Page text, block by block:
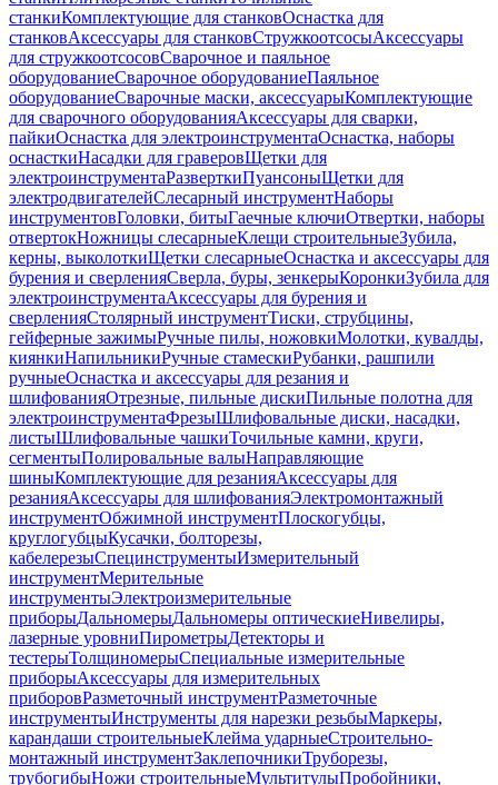
станкиКомплектующие для станковОснастка для
станковАксессуары для станковСтружкоотсосыАксессуары
для стружкоотсосовСварочное и паяльное
оборудованиеСварочное оборудованиеПаяльное
оборудованиеСварочные маски, аксессуарыКомплектующие
для сварочного оборудованияАксессуары для сварки,
пайкиОснастка для электроинструментаОснастка, наборы
оснасткиНасадки для граверовЩетки для
электроинструментаРазверткиПуансоныЩетки для
электродвигателейСлесарный инструментНаборы
инструментовГоловки, битыГаечные ключиОтвертки, наборы
отвертокНожницы слесарныеКлещи строительныеЗубила,
керны, выколоткиЩетки слесарныеОснастка и аксессуары для
бурения и сверленияСверла, буры, зенкерыКоронкиЗубила для
электроинструментаАксессуары для бурения и
сверленияСтолярный инструментТиски, струбцины,
гейферные зажимыРучные пилы, ножовкиМолотки, кувалды,
киянкиНапильникиРучные стамескиРубанки, рашпили
ручныеОснастка и аксессуары для резания и
шлифованияОтрезные, пильные дискиПильные полотна для
электроинструментаФрезыШлифовальные диски, насадки,
листыШлифовальные чашкиТочильные камни, круги,
сегментыПолировальные валыНаправляющие
шиныКомплектующие для резанияАксессуары для
резанияАксессуары для шлифованияЭлектромонтажный
инструментОбжимной инструментПлоскогубцы,
круглогубцыКусачки, болторезы,
кабелерезыСпецинструментыИзмерительный
инструментМерительные
инструментыЭлектроизмерительные
приборыДальномерыДальномеры оптическиеНивелиры,
лазерные уровниПирометрыДетекторы и
тестерыТолщиномерыСпециальные измерительные
приборыАксессуары для измерительных
приборовРазметочный инструментРазметочные
инструментыИнструменты для нарезки резьбыМаркеры,
карандаши строительныеКлейма ударныеСтроительно-
монтажный инструментЗаклепочникиТруборезы,
трубогибыНожи строительныеМультитулыПробойники,